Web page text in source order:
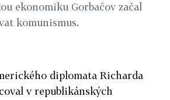
ekonomiku Gorbačov začal
komunismus.
diplomata Richarda
v republikánských